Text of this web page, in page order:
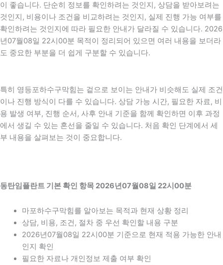
이 좋습니다. 단순히 정보를 확인하려는 것인지, 상담을 받아보려는
것인지, 비용이나 조건을 비교하려는 것인지, 실제 진행 가능 여부를
확인하려는 것인지에 따라 필요한 안내가 달라질 수 있습니다. 2026
년07월08일 22시00분 목적이 정리되어 있으면 여러 내용을 보더라
도 중요한 부분을 더 쉽게 구분할 수 있습니다.
특히 영등포하수구막힘는 겉으로 보이는 안내가 비슷해도 실제 조건
이나 진행 방식이 다를 수 있습니다. 상담 가능 시간, 필요한 자료, 비
용 발생 여부, 진행 순서, 사후 안내 기준을 함께 확인하면 이후 과정
에서 생길 수 있는 혼선을 줄일 수 있습니다. 처음 확인 단계에서 세
부 내용을 살펴보는 것이 중요합니다.
동탄임플란트 기본 확인 항목 2026년07월08일 22시00분
마포하수구막힘를 알아보는 목적과 현재 상황 정리
상담, 비용, 조건, 절차 중 우선 확인할 내용 구분
2026년07월08일 22시00분 기준으로 현재 적용 가능한 안내
인지 확인
필요한 자료나 개인정보 제출 여부 확인